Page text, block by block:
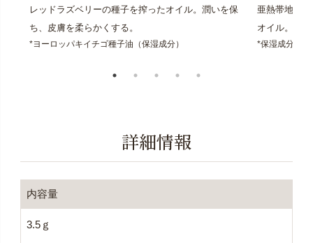
レッドラズベリーの種子を搾ったオイル。潤いを保
ち、皮膚を柔らかくする。
*ヨーロッパキイチゴ種子油（保湿成分）
亜熱帯地域
オイル。イ
*保湿成分
詳細情報
内容量
3.5ｇ